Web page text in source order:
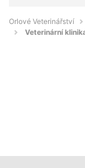
Orlové Veterinářství
Veterinární